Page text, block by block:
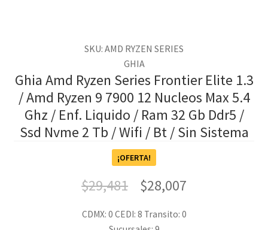
SKU: AMD RYZEN SERIES
GHIA
Ghia Amd Ryzen Series Frontier Elite 1.3
/ Amd Ryzen 9 7900 12 Nucleos Max 5.4
Ghz / Enf. Liquido / Ram 32 Gb Ddr5 /
Ssd Nvme 2 Tb / Wifi / Bt / Sin Sistema
¡OFERTA!
$29,481 $28,007
CDMX: 0 CEDI: 8 Transito: 0